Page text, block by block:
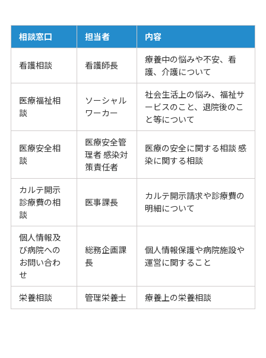
相談窓口 担当者 内容
看護相談 看護師長
療養中の悩みや不安、看
護、介護について
医療福祉相
談
ソーシャル
ワーカー
社会生活上の悩み、福祉サ
ービスのこと、退院後のこ
と等について
医療安全相
談
医療安全管
理者 感染対
策責任者
医療の安全に関する相談 感
染に関する相談
カルテ開示
診療費の相
談
医事課長
カルテ開示請求や診療費の
明細について
個人情報及
び病院への
お問い合わ
せ
総務企画課
長
個人情報保護や病院施設や
運営に関すること
栄養相談 管理栄養士 療養上の栄養相談